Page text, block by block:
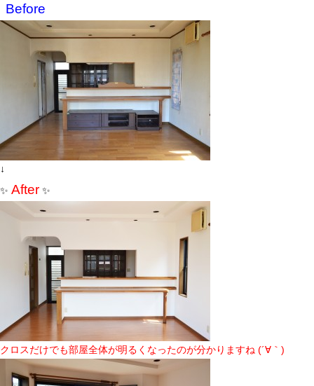
Before
↓
✨ After ✨
クロスだけでも部屋全体が明るくなったのが分かりますね (´∀｀)